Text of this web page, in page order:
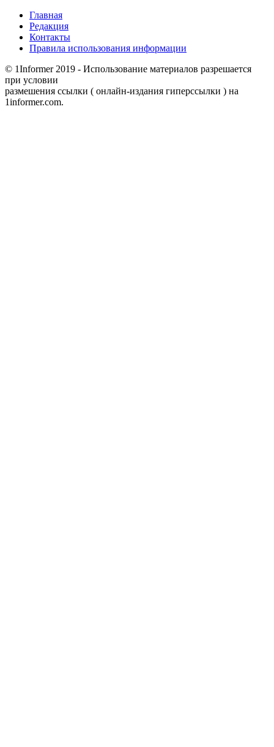
Главная
Редакция
Контакты
Правила использования информации
© 1Informer 2019 - Использование материалов разрешается
при условии
размешения ссылки ( онлайн-издания гиперссылки ) на
1informer.com.